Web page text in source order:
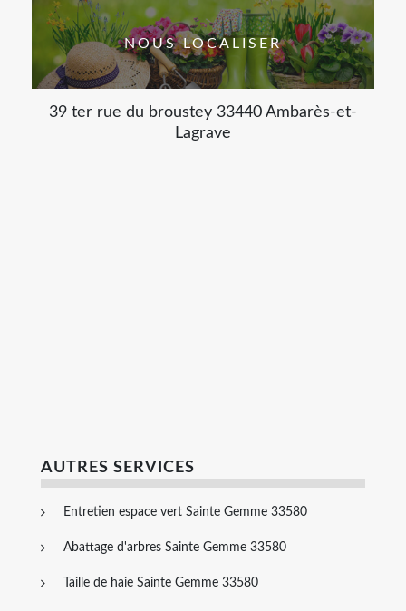
NOUS LOCALISER
39 ter rue du broustey 33440 Ambarès-et-
Lagrave
AUTRES SERVICES
Entretien espace vert Sainte Gemme 33580
Abattage d'arbres Sainte Gemme 33580
Taille de haie Sainte Gemme 33580